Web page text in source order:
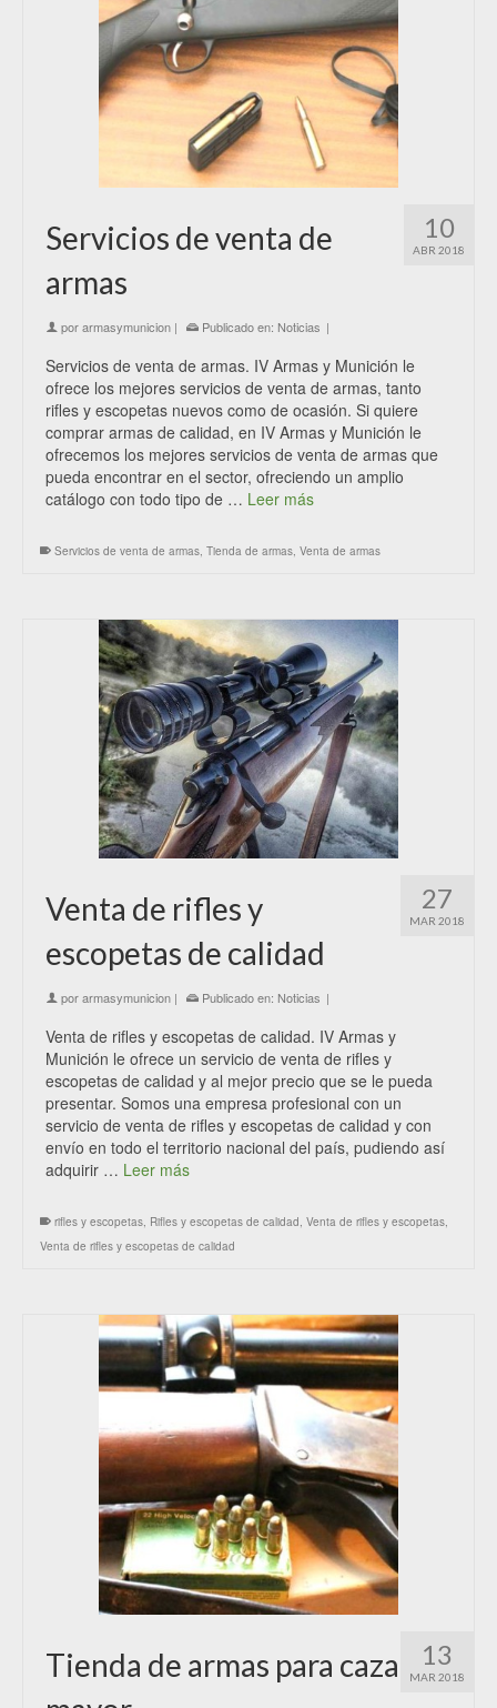
10
ABR 2018
Servicios de venta de
armas
porarmasymunicion | Publicado en: Noticias |
Servicios de venta de armas. IV Armas y Munición le
ofrece los mejores servicios de venta de armas, tanto
rifles y escopetas nuevos como de ocasión. Si quiere
comprar armas de calidad, en IV Armas y Munición le
ofrecemos los mejores servicios de venta de armas que
pueda encontrar en el sector, ofreciendo un amplio
catálogo con todo tipo de … Leer más
Servicios de venta de armas, Tienda de armas, Venta de armas
27
MAR 2018
Venta de rifles y
escopetas de calidad
porarmasymunicion | Publicado en: Noticias |
Venta de rifles y escopetas de calidad. IV Armas y
Munición le ofrece un servicio de venta de rifles y
escopetas de calidad y al mejor precio que se le pueda
presentar. Somos una empresa profesional con un
servicio de venta de rifles y escopetas de calidad y con
envío en todo el territorio nacional del país, pudiendo así
adquirir … Leer más
rifles y escopetas, Rifles y escopetas de calidad, Venta de rifles y escopetas,
Venta de rifles y escopetas de calidad
13
MAR 2018
Tienda de armas para caza